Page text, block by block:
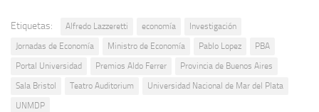
Etiquetas: Alfredo Lazzeretti economía
Investigación
Jornadas de Economía
Ministro de Economía Pablo Lopez
PBA
Portal Universidad
Premios Aldo Ferrer
Provincia de Buenos Aires
Sala Bristol
Teatro Auditorium
Universidad Nacional de Mar del Plata
UNMDP